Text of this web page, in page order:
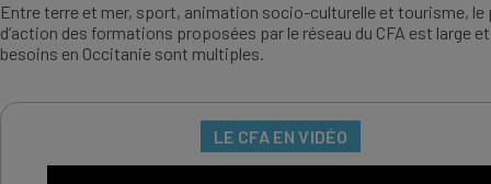
Entre terre et mer, sport, animation socio-culturelle et tourisme, le
d’action des formations proposées par le réseau du CFA est large
besoins en Occitanie sont multiples.
LE CFA EN VIDÉO